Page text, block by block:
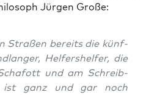
Jür­gen Große:
Stra­ßen bereits die künf­
Hel­fers­hel­fer, die
und am Schreib­
ist ganz und gar noch